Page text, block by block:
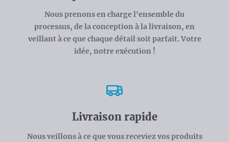
Nous prenons en charge l'ensemble du
processus, de la conception à la livraison, en
veillant à ce que chaque détail soit parfait. Votre
idée, notre exécution !
Livraison rapide
Nous veillons à ce que vous receviez vos produits